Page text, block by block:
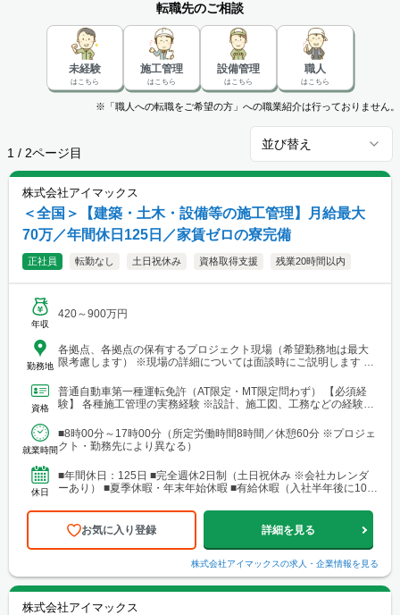
転職先のご相談
未経験
はこちら
施工管理
はこちら
設備管理
はこちら
職人
はこちら
※「職人への転職をご希望の方」への職業紹介は行っておりません。
1 / 2ページ目
並び替え
株式会社アイマックス
＜全国＞【建築・土木・設備等の施工管理】月給最大
70万／年間休日125日／家賃ゼロの寮完備
正社員 転勤なし 土日祝休み 資格取得支援 残業20時間以内
年収
420～900万円
勤務地
各拠点、各拠点の保有するプロジェクト現場（希望勤務地は最大
限考慮します） ※現場の詳細については面談時にご説明します
谷区代々木2-23-1 ニューステートメナー1055 └アクセス：京王線
「新宿駅」から徒歩5分 ※東京都を中心とした首都圏のほか、栃
木・群馬・茨城・埼玉・山梨・千葉・神奈川などに関東圏内の現
7-4（アーケード内） 宮城商事ビル4F ※宮城県エリアのほか、青
森・岩手・秋田・山形・福島などに現場あり ■北日本支店 札幌
10条西3丁目13 NKエルムビル1F └アクセス：地下鉄「北12条
駅」徒歩3分、JR「札幌駅」徒歩9分 ※札幌を中心とした道央圏の
ど）に現場あり。 ■関西支店 神戸営業所 兵庫県神戸市中央区
東町122-2 港都ビル8階 └アクセス：「三宮・花時計前駅」から徒
歩2分、「三宮駅」から徒歩8分 ※関西、近畿圏を中心としたエリ
アのほか、西日本（九州・四国・中国）にも現場あり。 ■関
西支店 大阪事務所 大阪府大阪市北区梅田1-1-3-500 大阪駅前第3ビ
ル5階10号 └アクセス：阪急電鉄「大阪梅田駅」、御堂筋線「梅田
駅」、JR「大阪駅」よりアクセス良好 ※関西、近畿圏を中心とし
たエリアのほか、東海・北陸エリアにも現場あり。
資格
普通自動車第一種運転免許（AT限定・MT限定問わず） 【必須経
験】 各種施工管理の実務経験 ※設計、施工図、工務などの経験を
就業時間
■8時00分～17時00分（所定労働時間8時間／休憩60分 ※プロジェ
クト・勤務先により異なる）
休日
■年間休日：125日 ■完全週休2日制（土日祝休み ※会社カレンダ
ーあり） ■夏季休暇・年末年始休暇 ■有給休暇（入社半年後に10日
お気に入り登録 詳細を見る
株式会社アイマックスの求人・企業情報を見る
株式会社アイマックス